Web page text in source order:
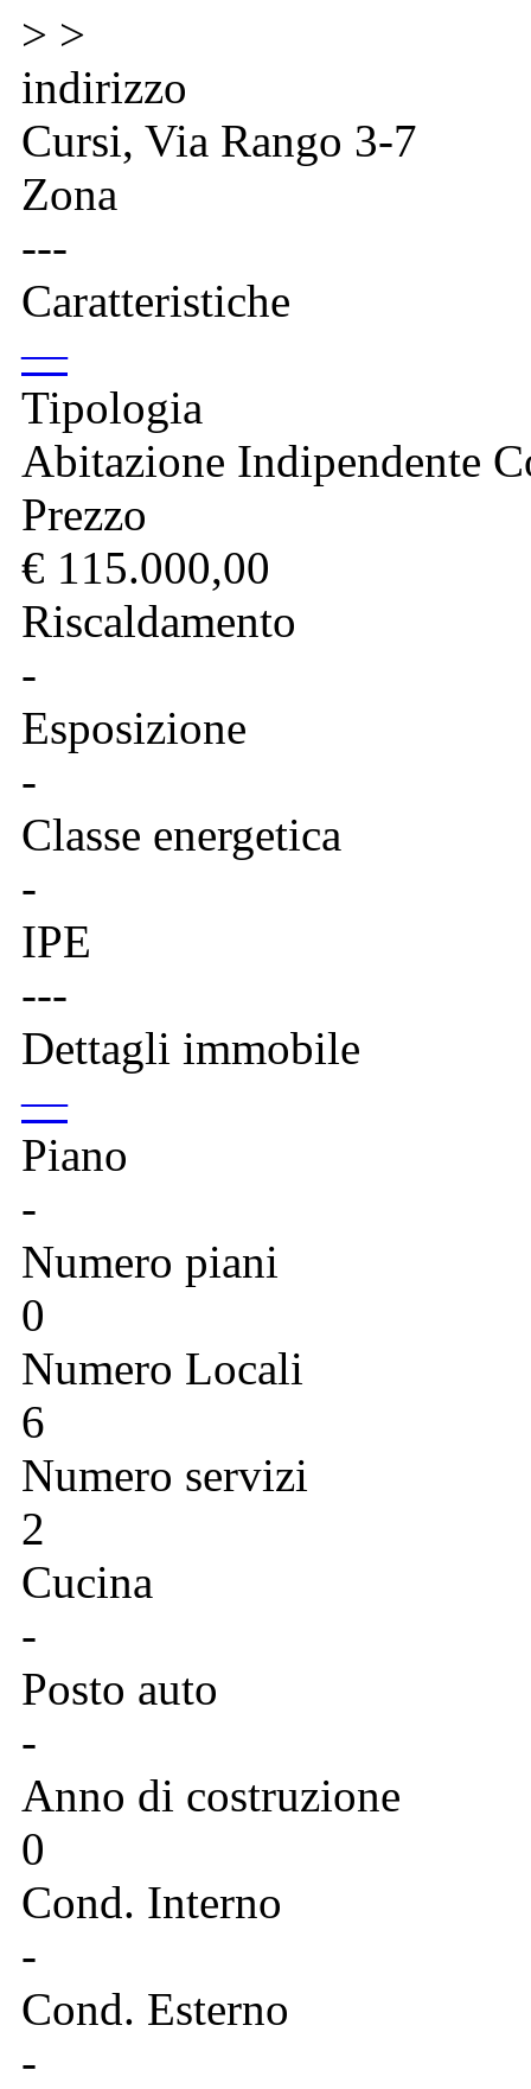
> >
indirizzo
Cursi, Via Rango 3-7
Zona
---
Caratteristiche
—
Tipologia
Abitazione Indipendente
Prezzo
€ 115.000,00
Riscaldamento
-
Esposizione
-
Classe energetica
-
IPE
---
Dettagli immobile
—
Piano
-
Numero piani
0
Numero Locali
6
Numero servizi
2
Cucina
-
Posto auto
-
Anno di costruzione
0
Cond. Interno
-
Cond. Esterno
-